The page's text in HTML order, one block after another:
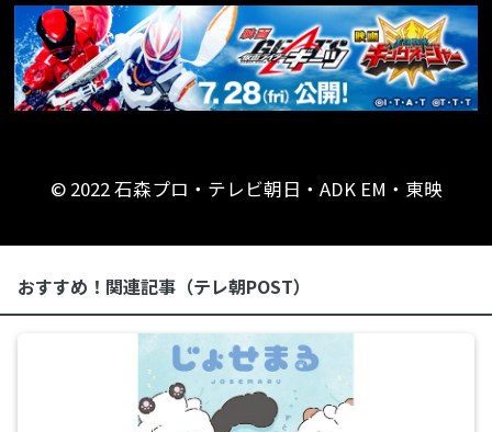
© 2022 石森プロ・テレビ朝日・ADK EM・東映
おすすめ！関連記事（テレ朝POST）